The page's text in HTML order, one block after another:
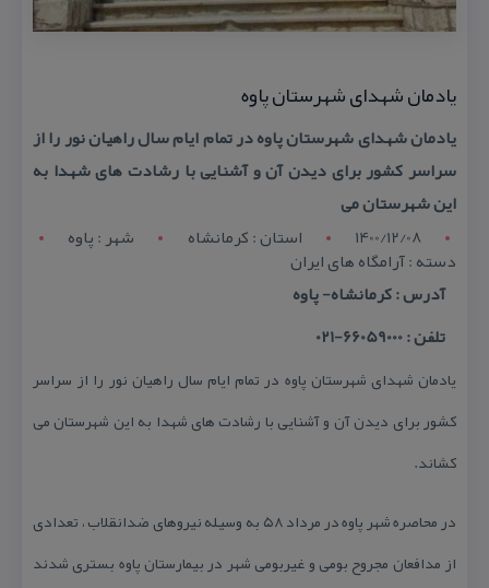
یادمان شهدای شهرستان پاوه
یادمان شهدای شهرستان پاوه در تمام ایام سال راهیان نور را از
سراسر كشور برای دیدن آن و آشنایی با رشادت های شهدا به
این شهرستان می
1400/12/08
استان : کرمانشاه شهر : پاوه
دسته : آرامگاه های ایران
آدرس : كرمانشاه- پاوه
تلفن : 66059000-021
یادمان شهدای شهرستان پاوه در تمام ایام سال راهیان نور را از سراسر
كشور برای دیدن آن و آشنایی با رشادت های شهدا به این شهرستان می
كشاند.
در محاصره شهر پاوه در مرداد ۵۸ به وسیله نیروهای ضدانقلاب ، تعدادی
از مدافعان مجروح بومی و غیربومی شهر در بیمارستان پاوه بستری شدند